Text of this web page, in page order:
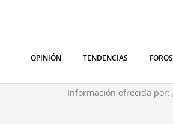
OPINIÓN TENDENCIAS FOROS
Información ofrecida por: